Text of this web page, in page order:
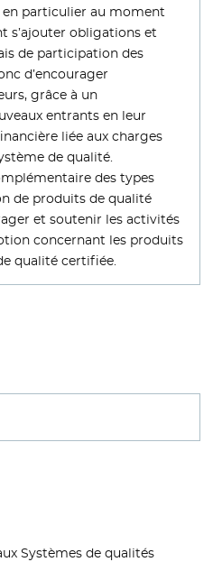
particulier au moment
s’ajouter obligations et
de participation des
d’encourager
grâce à un
entrants en leur
liée aux charges
de qualité.
des types
de produits de qualité
et soutenir les activités
concernant les produits
qualité certifiée.
Systèmes de qualités